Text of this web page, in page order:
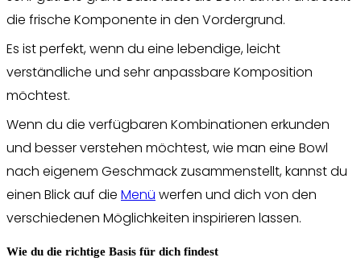
die frische Komponente in den Vordergrund.
Es ist perfekt, wenn du eine lebendige, leicht
verständliche und sehr anpassbare Komposition
möchtest.
Wenn du die verfügbaren Kombinationen erkunden
und besser verstehen möchtest, wie man eine Bowl
nach eigenem Geschmack zusammenstellt, kannst du
einen Blick auf die Menü werfen und dich von den
verschiedenen Möglichkeiten inspirieren lassen.
Wie du die richtige Basis für dich findest